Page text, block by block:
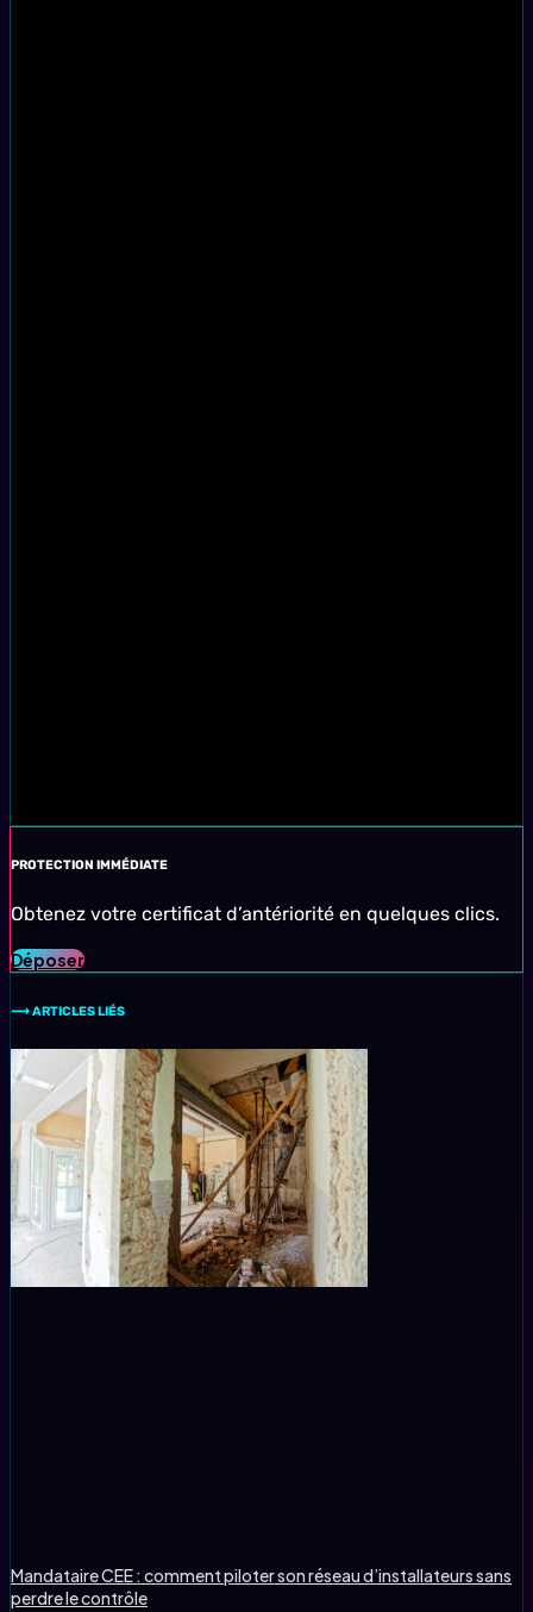
PROTECTION IMMÉDIATE
Obtenez votre certificat d’antériorité en quelques clics.
Déposer
⟶ ARTICLES LIÉS
Mandataire CEE : comment piloter son réseau d’installateurs sans
perdre le contrôle